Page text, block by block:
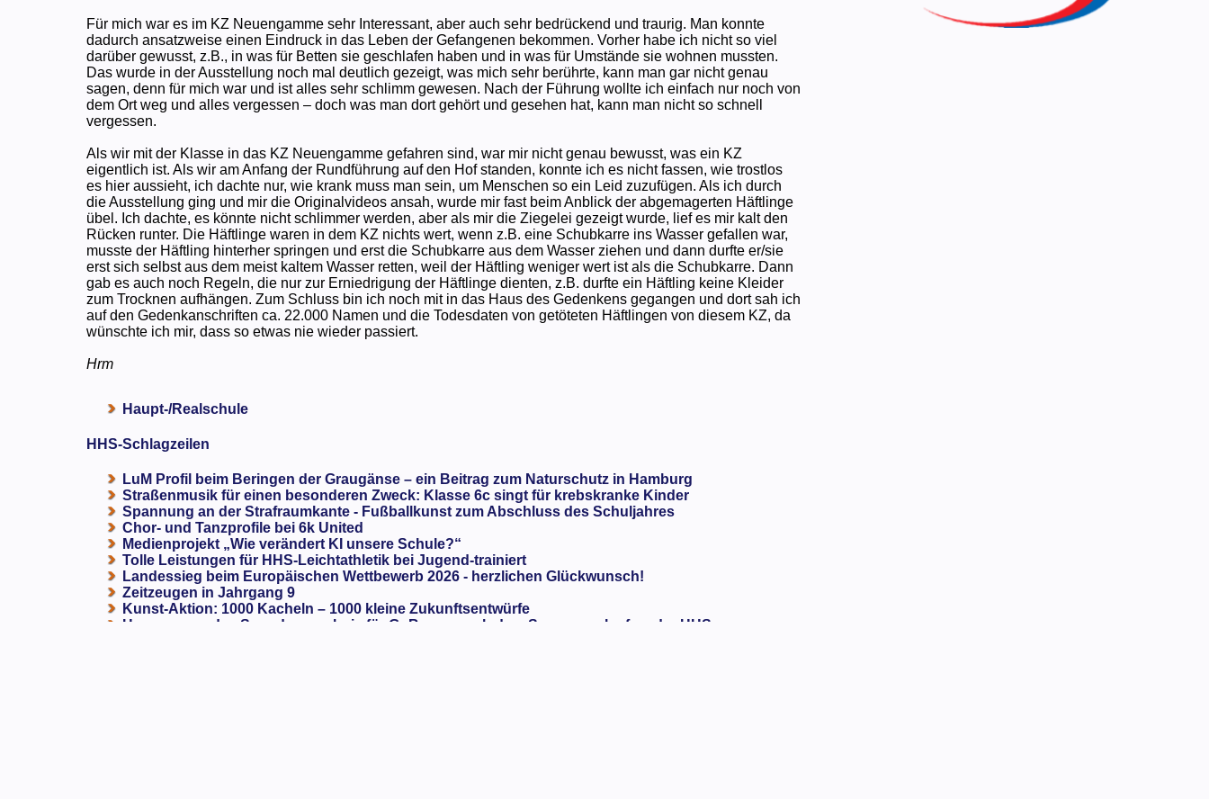
Für mich war es im KZ Neuengamme sehr Interessant, aber auch sehr bedrückend und traurig. Man konnte
dadurch ansatzweise einen Eindruck in das Leben der Gefangenen bekommen. Vorher habe ich nicht so viel
darüber gewusst, z.B., in was für Betten sie geschlafen haben und in was für Umstände sie wohnen mussten.
Das wurde in der Ausstellung noch mal deutlich gezeigt, was mich sehr berührte, kann man gar nicht genau
sagen, denn für mich war und ist alles sehr schlimm gewesen. Nach der Führung wollte ich einfach nur noch von
dem Ort weg und alles vergessen – doch was man dort gehört und gesehen hat, kann man nicht so schnell
vergessen.
Als wir mit der Klasse in das KZ Neuengamme gefahren sind, war mir nicht genau bewusst, was ein KZ
eigentlich ist. Als wir am Anfang der Rundführung auf den Hof standen, konnte ich es nicht fassen, wie trostlos
es hier aussieht, ich dachte nur, wie krank muss man sein, um Menschen so ein Leid zuzufügen. Als ich durch
die Ausstellung ging und mir die Originalvideos ansah, wurde mir fast beim Anblick der abgemagerten Häftlinge
übel. Ich dachte, es könnte nicht schlimmer werden, aber als mir die Ziegelei gezeigt wurde, lief es mir kalt den
Rücken runter. Die Häftlinge waren in dem KZ nichts wert, wenn z.B. eine Schubkarre ins Wasser gefallen war,
musste der Häftling hinterher springen und erst die Schubkarre aus dem Wasser ziehen und dann durfte er/sie
erst sich selbst aus dem meist kaltem Wasser retten, weil der Häftling weniger wert ist als die Schubkarre. Dann
gab es auch noch Regeln, die nur zur Erniedrigung der Häftlinge dienten, z.B. durfte ein Häftling keine Kleider
zum Trocknen aufhängen. Zum Schluss bin ich noch mit in das Haus des Gedenkens gegangen und dort sah ich
auf den Gedenkanschriften ca. 22.000 Namen und die Todesdaten von getöteten Häftlingen von diesem KZ, da
wünschte ich mir, dass so etwas nie wieder passiert.
Hrm
Haupt-/Realschule
HHS-Schlagzeilen
LuM Profil beim Beringen der Graugänse – ein Beitrag zum Naturschutz in Hamburg
Straßenmusik für einen besonderen Zweck: Klasse 6c singt für krebskranke Kinder
Spannung an der Strafraumkante - Fußballkunst zum Abschluss des Schuljahres
Chor- und Tanzprofile bei 6k United
Medienprojekt „Wie verändert KI unsere Schule?“
Tolle Leistungen für HHS-Leichtathletik bei Jugend-trainiert
Landessieg beim Europäischen Wettbewerb 2026 - herzlichen Glückwunsch!
Zeitzeugen in Jahrgang 9
Kunst-Aktion: 1000 Kacheln – 1000 kleine Zukunftsentwürfe
Herausragendes Spendenergebnis für GoBanyo nach dem Sponsorenlauf an der HHS